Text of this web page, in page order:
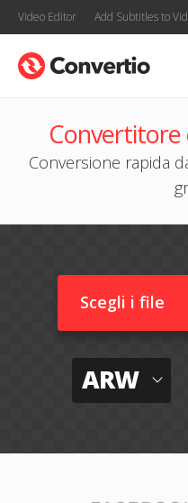
Video Editor Add Subtitles to
Convertitore
Conversione rapida
Scegli i file
ARW